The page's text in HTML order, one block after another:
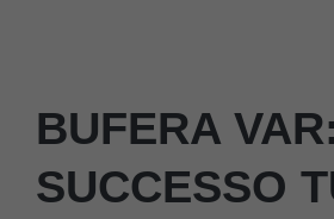
BUFERA
SUCCESSO